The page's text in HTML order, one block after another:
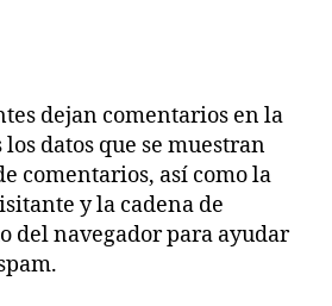
dejan comentarios en la
datos que se muestran
comentarios, así como la
y la cadena de
del navegador para ayudar